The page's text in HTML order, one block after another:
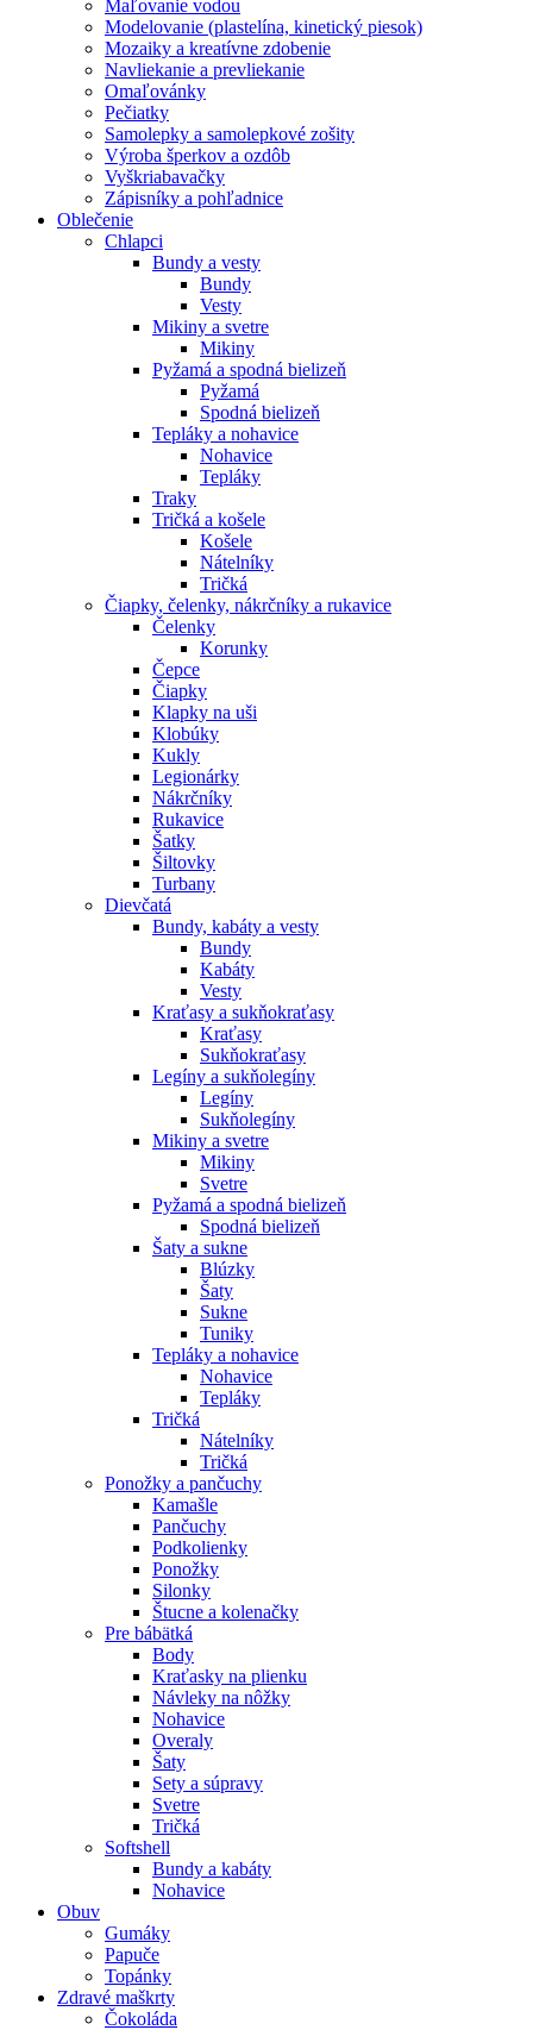
Maľovanie vodou
Modelovanie (plastelína, kinetický piesok)
Mozaiky a kreatívne zdobenie
Navliekanie a prevliekanie
Omaľovánky
Pečiatky
Samolepky a samolepkové zošity
Výroba šperkov a ozdôb
Vyškriabavačky
Zápisníky a pohľadnice
Oblečenie
Chlapci
Bundy a vesty
Bundy
Vesty
Mikiny a svetre
Mikiny
Pyžamá a spodná bielizeň
Pyžamá
Spodná bielizeň
Tepláky a nohavice
Nohavice
Tepláky
Traky
Tričká a košele
Košele
Nátelníky
Tričká
Čiapky, čelenky, nákrčníky a rukavice
Čelenky
Korunky
Čepce
Čiapky
Klapky na uši
Klobúky
Kukly
Legionárky
Nákrčníky
Rukavice
Šatky
Šiltovky
Turbany
Dievčatá
Bundy, kabáty a vesty
Bundy
Kabáty
Vesty
Kraťasy a sukňokraťasy
Kraťasy
Sukňokraťasy
Legíny a sukňolegíny
Legíny
Sukňolegíny
Mikiny a svetre
Mikiny
Svetre
Pyžamá a spodná bielizeň
Spodná bielizeň
Šaty a sukne
Blúzky
Šaty
Sukne
Tuniky
Tepláky a nohavice
Nohavice
Tepláky
Tričká
Nátelníky
Tričká
Ponožky a pančuchy
Kamašle
Pančuchy
Podkolienky
Ponožky
Silonky
Štucne a kolenačky
Pre bábätká
Body
Kraťasky na plienku
Návleky na nôžky
Nohavice
Overaly
Šaty
Sety a súpravy
Svetre
Tričká
Softshell
Bundy a kabáty
Nohavice
Obuv
Gumáky
Papuče
Topánky
Zdravé maškrty
Čokoláda